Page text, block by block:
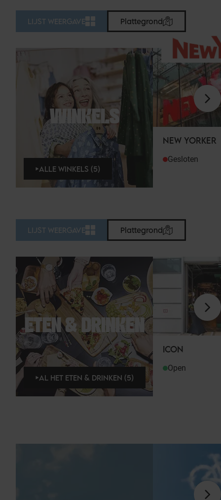
LIJST WEERGAVE Plattegrond
WINKELS
ALLE WINKELS (5)
NEW YORKER
Gesloten
LIJST WEERGAVE Plattegrond
ETEN & DRINKEN
AL HET ETEN & DRINKEN (5)
ICON
Open